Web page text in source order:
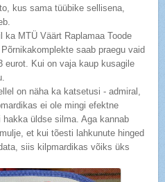
kus sama tüübike sellisena,
ka MTÜ Väärt Raplamaa Toode
saab praegu vaid
eurot. Kui on vaja kaup kusagile
on näha ka katsetusi - admiral,
ei ole mingi efektne
üldse silma. Aga kannab
et kui tõesti lahkunute hinged
siis kilpmardikas võiks üks